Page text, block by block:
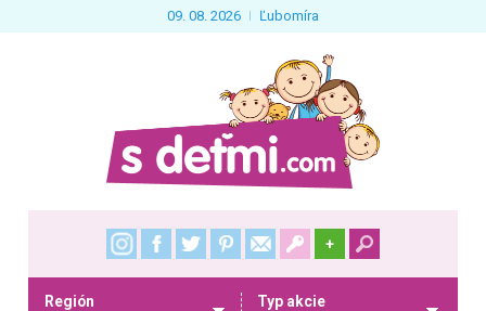
09. 08. 2026 Ľubomíra
+
Región Typ akcie